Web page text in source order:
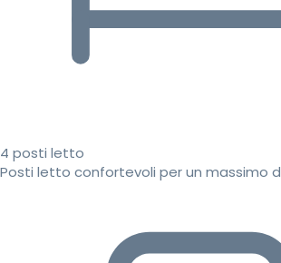
4 posti letto
Posti letto confortevoli per un massimo